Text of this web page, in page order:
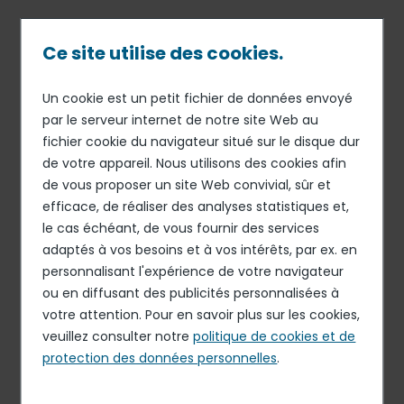
principal
Fil
d'Ariane
01 SEP 16 STRATÉGIE
Elior Group installe son siège
mondial à La Défense
Ce site utilise des cookies.
Un cookie est un petit fichier de données envoyé
par le serveur internet de notre site Web au
fichier cookie du navigateur situé sur le disque dur
de votre appareil. Nous utilisons des cookies afin
de vous proposer un site Web convivial, sûr et
efficace, de réaliser des analyses statistiques et,
le cas échéant, de vous fournir des services
adaptés à vos besoins et à vos intérêts, par ex. en
personnalisant l'expérience de votre navigateur
ou en diffusant des publicités personnalisées à
votre attention. Pour en savoir plus sur les cookies,
veuillez consulter notrepolitique de cookies et de
protection des données personnelles.